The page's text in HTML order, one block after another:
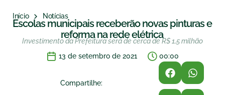
Início Notícias
Escolas municipais receberão novas pinturas e
reforma na rede elétrica
Investimento da Prefeitura será de cerca de R$ 1,5 milhão
13 de setembro de 2021
00:00
Compartilhe: